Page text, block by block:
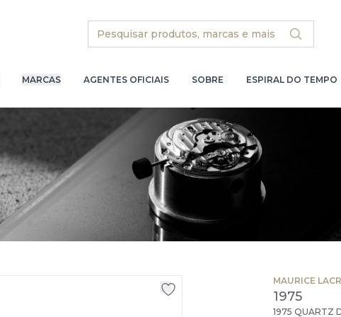
Search
MARCAS AGENTES OFICIAIS SOBRE ESPIRAL DO TEMPO
MAURICE
1975
1975 QUARTZ